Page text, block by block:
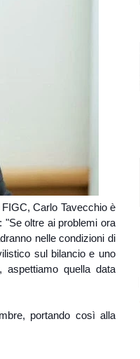
Carlo Tavecchio è
"Se oltre ai problemi ora
nelle condizioni di
sul bilancio e uno
quella data
portando così alla